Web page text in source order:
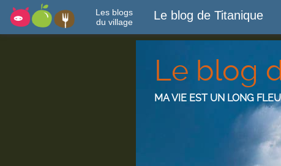
Les blogs
du village
Le blog de Titanique
Le blog
MA VIE EST UN LONG